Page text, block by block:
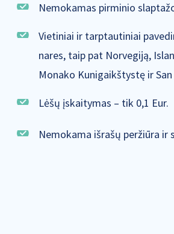
Nemokamas pirminio
Vietiniai ir tarptautiniai
nares, taip pat Norvegiją,
Monako Kunigaikštystę ir
Lėšų įskaitymas – tik 0,1 Eur.
Nemokama išrašų peržiūra ir